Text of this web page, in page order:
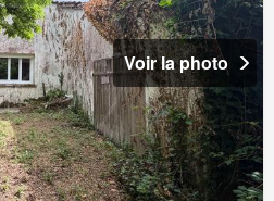
Voir la photo